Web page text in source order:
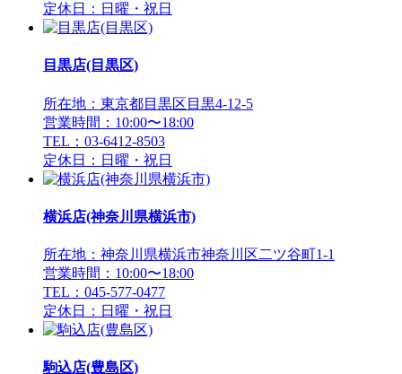
定休日：日曜・祝日
目黒店(目黒区)
所在地：東京都目黒区目黒4-12-5
営業時間：10:00〜18:00
TEL：03-6412-8503
定休日：日曜・祝日
横浜店(神奈川県横浜市)
所在地：神奈川県横浜市神奈川区二ツ谷町1-1
営業時間：10:00〜18:00
TEL：045-577-0477
定休日：日曜・祝日
駒込店(豊島区)